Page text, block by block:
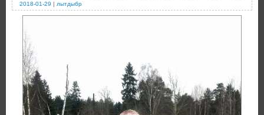
2018-01-29 | лытдыбр